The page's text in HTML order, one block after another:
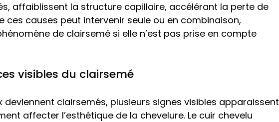
affaiblissent la structure capillaire, accélérant la perte de
ces causes peut intervenir seule ou en combinaison,
de clairsemé si elle n’est pas prise en compte
visibles du clairsemé
deviennent clairsemés, plusieurs signes visibles apparaissent
affecter l’esthétique de la chevelure. Le cuir chevelu